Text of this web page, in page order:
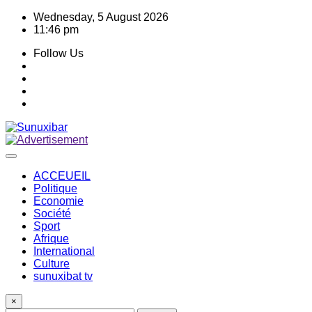
Skip
Wednesday, 5 August 2026
11:46 pm
Follow Us
ACCEUEIL
Politique
Economie
Société
Sport
Afrique
International
Culture
sunuxibat tv
×